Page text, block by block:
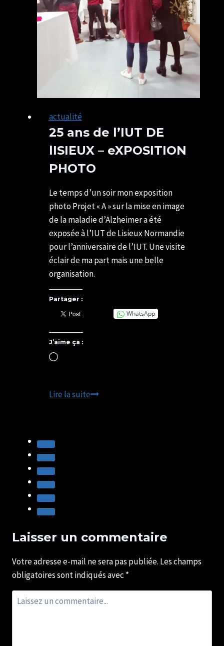
actualité
25 ans de l’IUT DE
lISIEUX – eXPOSITION
PHOTO
Le temps d’un soir mon exposition
photo Projet « A » sur la mise en image
de la maladie d’Alzheimer a été
exposée à l’IUT de Lisieux Normandie
pour l’anniversaire de l’IUT. Une visite
éclair de ma part mais une belle
organisation.
Partager :
WhatsApp
J’aime ça :
Chargement…
Lire la suite25
Laisser un commentaire
Votre adresse e-mail ne sera pas publiée. Les champs
obligatoires sont indiqués avec *